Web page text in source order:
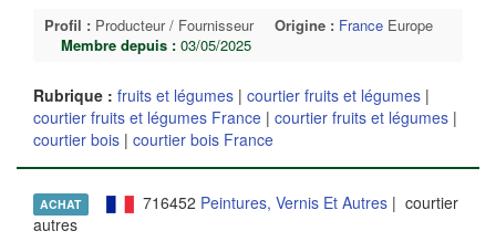
Profil : Producteur / Fournisseur Origine : France Europe
Membre depuis : 03/05/2025
Rubrique : fruits et légumes | courtier fruits et légumes |
courtier fruits et légumes France | courtier fruits et légumes |
courtier bois | courtier bois France
ACHAT 716452 Peintures, Vernis Et Autres| courtier
autres